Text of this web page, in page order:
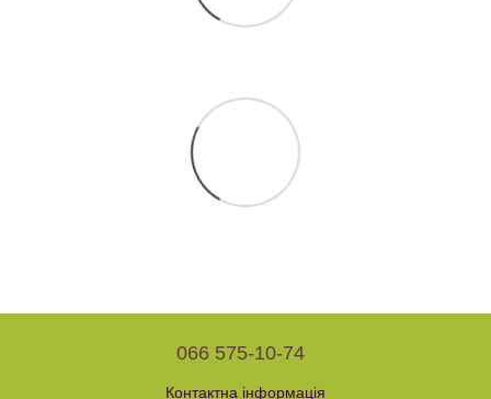
066 575-10-74
Контактна інформація